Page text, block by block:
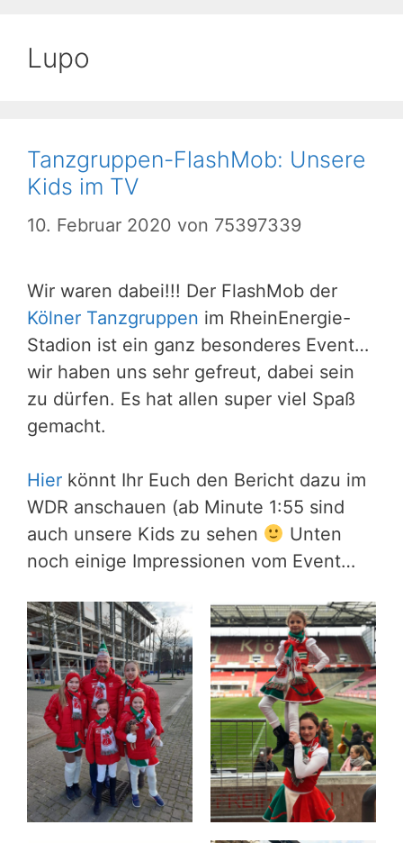
Lupo
Tanzgruppen-FlashMob: Unsere
Kids im TV
10. Februar 2020 von 75397339
Wir waren dabei!!! Der FlashMob der
Kölner Tanzgruppen im RheinEnergie-
Stadion ist ein ganz besonderes Event…
wir haben uns sehr gefreut, dabei sein
zu dürfen. Es hat allen super viel Spaß
gemacht.
Hier könnt Ihr Euch den Bericht dazu im
WDR anschauen (ab Minute 1:55 sind
auch unsere Kids zu sehen
Unten
noch einige Impressionen vom Event…